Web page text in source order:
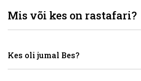
Mis või kes on rastafari?
Kes oli jumal Bes?